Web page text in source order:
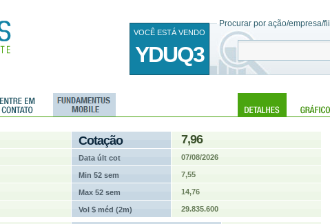
Procurar por ação/empresa/fii
VOCÊ ESTÁ VENDO
YDUQ3
Cotação 7,96
Data últ cot 07/08/2026
Min 52 sem 7,55
Max 52 sem 14,76
Vol $ méd (2m) 29.835.600